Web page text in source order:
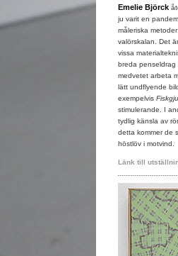
Emelie Björck
ju varit en
måleriska
valörskalan. Det
vissa
breda penseldrag
medvetet arbeta
lätt undflyende
exempelvis
stimulerande. I
tydlig känsla av
detta kommer de
höstlöv i motvind.
Länk till